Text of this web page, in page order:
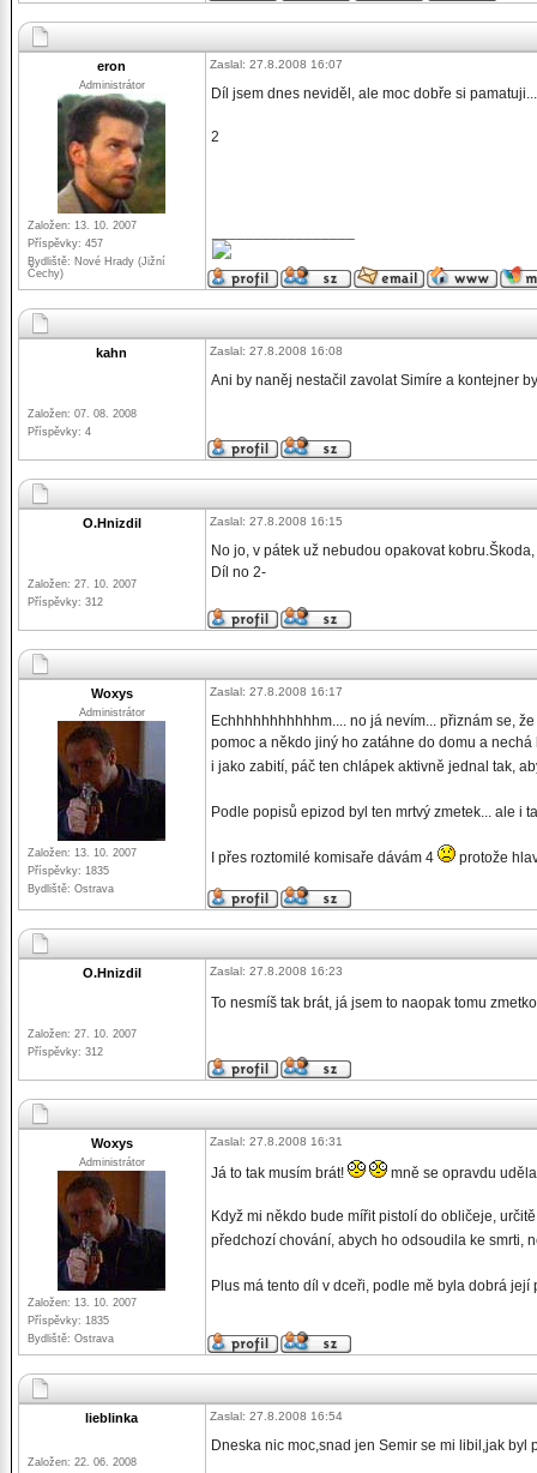
eron
Administrátor
Založen: 13. 10. 2007
Příspěvky: 457
Bydliště: Nové Hrady (Jižní
Čechy)
Zaslal: 27.8.2008 16:07
Díl jsem dnes neviděl, ale moc dobře si
2
kahn
Založen: 07. 08. 2008
Příspěvky: 4
Zaslal: 27.8.2008 16:08
Ani by naněj nestačil zavolat Simíre a kontejner
O.Hnizdil
Založen: 27. 10. 2007
Příspěvky: 312
Zaslal: 27.8.2008 16:15
No jo, v pátek už nebudou opakovat
Díl no 2-
Woxys
Administrátor
Založen: 13. 10. 2007
Příspěvky: 1835
Bydliště: Ostrava
Zaslal: 27.8.2008 16:17
Echhhhhhhhhhhm.... no já nevím... přiznám se,
pomoc a někdo jiný ho zatáhne do domu a
i jako zabití, páč ten chlápek aktivně jednal tak,
Podle popisů epizod byl ten mrtvý zmetek... ale i
I přes roztomilé komisaře dávám 4 protože
O.Hnizdil
Založen: 27. 10. 2007
Příspěvky: 312
Zaslal: 27.8.2008 16:23
To nesmíš tak brát, já jsem to naopak tomu
Woxys
Administrátor
Založen: 13. 10. 2007
Příspěvky: 1835
Bydliště: Ostrava
Zaslal: 27.8.2008 16:31
Já to tak musím brát! mně se opravdu
Když mi někdo bude mířit pistolí do obličeje,
předchozí chování, abych ho odsoudila ke smrti,
Plus má tento díl v dceři, podle mě byla dobrá
lieblinka
Založen: 22. 06. 2008
Zaslal: 27.8.2008 16:54
Dneska nic moc,snad jen Semir se mi libil,jak byl